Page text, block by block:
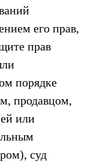
его прав,
прав
порядке
продавцом,
или
суд